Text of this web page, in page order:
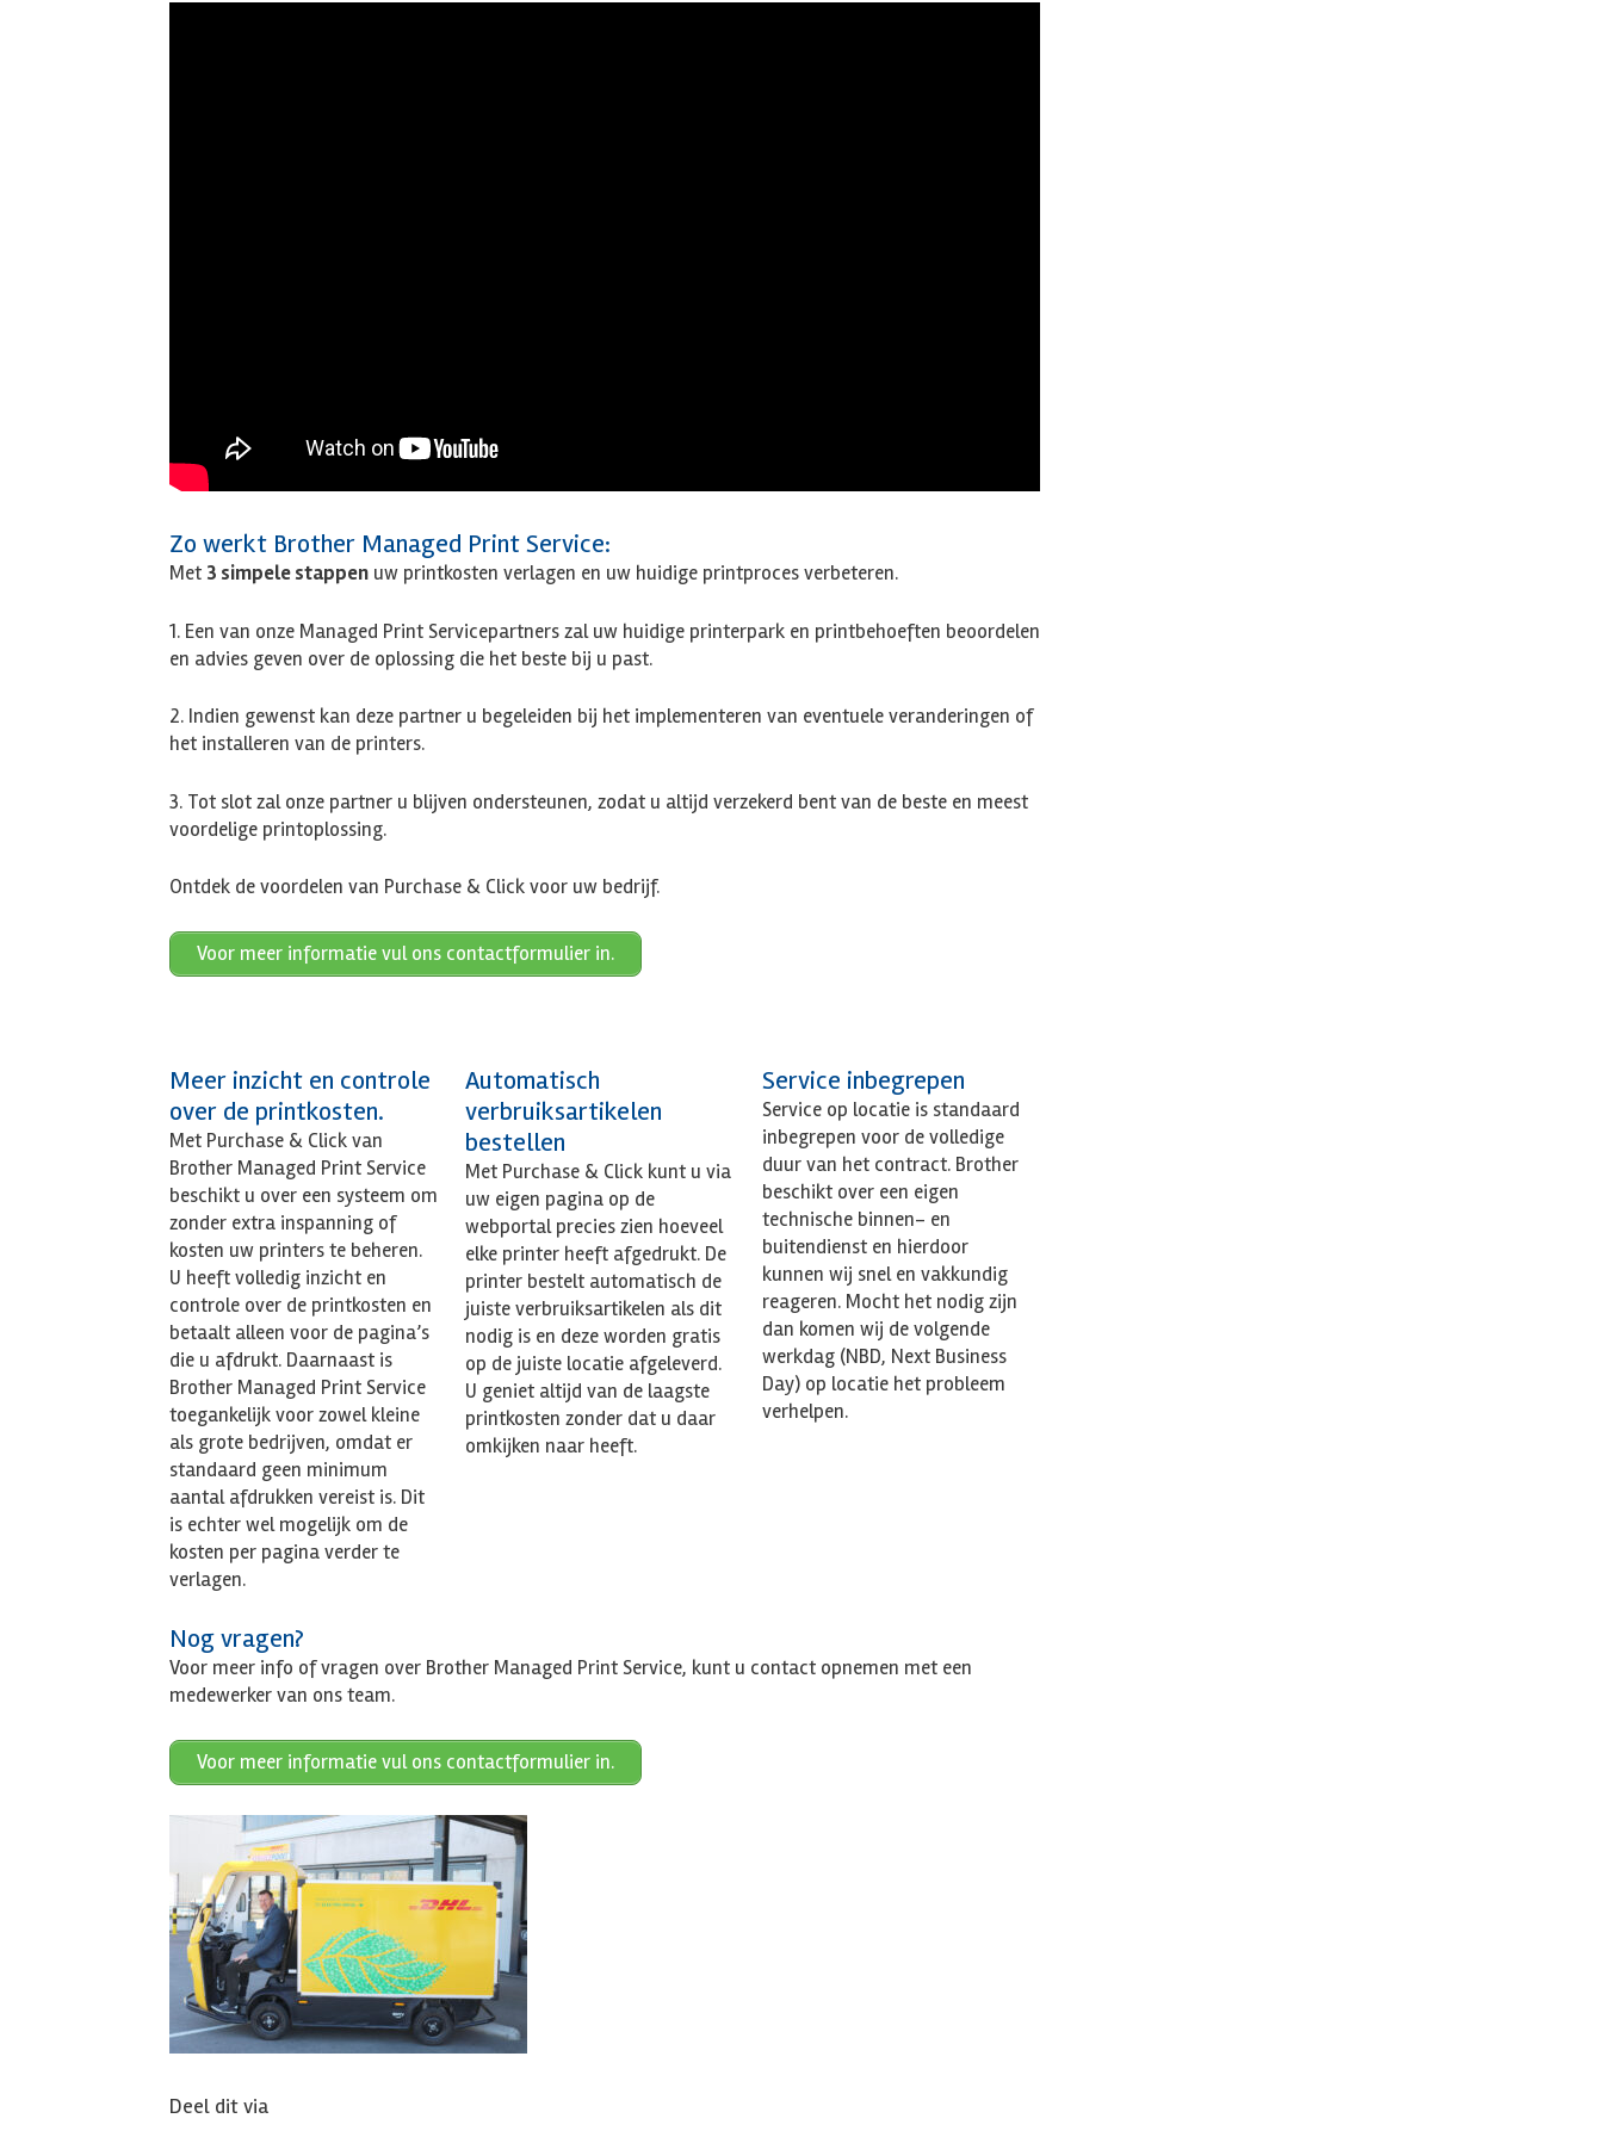
Zo werkt Brother Managed Print Service:
Met 3 simpele stappen uw printkosten verlagen en uw huidige printproces verbeteren.
1. Een van onze Managed Print Servicepartners zal uw huidige printerpark en printbehoeften beoordelen
en advies geven over de oplossing die het beste bij u past.
2. Indien gewenst kan deze partner u begeleiden bij het implementeren van eventuele veranderingen of
het installeren van de printers.
3. Tot slot zal onze partner u blijven ondersteunen, zodat u altijd verzekerd bent van de beste en meest
voordelige printoplossing.
Ontdek de voordelen van Purchase & Click voor uw bedrijf.
Voor meer informatie vul ons contactformulier in.
Meer inzicht en controle
over de printkosten.
Met Purchase & Click van
Brother Managed Print Service
beschikt u over een systeem om
zonder extra inspanning of
kosten uw printers te beheren.
U heeft volledig inzicht en
controle over de printkosten en
betaalt alleen voor de pagina’s
die u afdrukt. Daarnaast is
Brother Managed Print Service
toegankelijk voor zowel kleine
als grote bedrijven, omdat er
standaard geen minimum
aantal afdrukken vereist is. Dit
is echter wel mogelijk om de
kosten per pagina verder te
verlagen.
Automatisch
verbruiksartikelen
bestellen
Met Purchase & Click kunt u via
uw eigen pagina op de
webportal precies zien hoeveel
elke printer heeft afgedrukt. De
printer bestelt automatisch de
juiste verbruiksartikelen als dit
nodig is en deze worden gratis
op de juiste locatie afgeleverd.
U geniet altijd van de laagste
printkosten zonder dat u daar
omkijken naar heeft.
Service inbegrepen
Service op locatie is standaard
inbegrepen voor de volledige
duur van het contract. Brother
beschikt over een eigen
technische binnen- en
buitendienst en hierdoor
kunnen wij snel en vakkundig
reageren. Mocht het nodig zijn
dan komen wij de volgende
werkdag (NBD, Next Business
Day) op locatie het probleem
verhelpen.
Nog vragen?
Voor meer info of vragen over Brother Managed Print Service, kunt u contact opnemen met een
medewerker van ons team.
Voor meer informatie vul ons contactformulier in.
Deel dit via